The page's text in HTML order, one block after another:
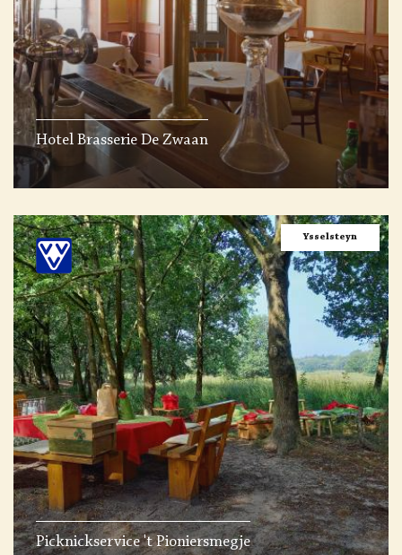
Hotel Brasserie De Zwaan
Ysselsteyn
Picknickservice 't Pioniersmegje